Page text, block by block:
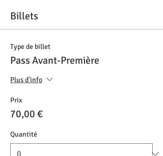
Billets
Type de billet
Pass Avant-Première
Plus d'info
Prix
70,00 €
Quantité